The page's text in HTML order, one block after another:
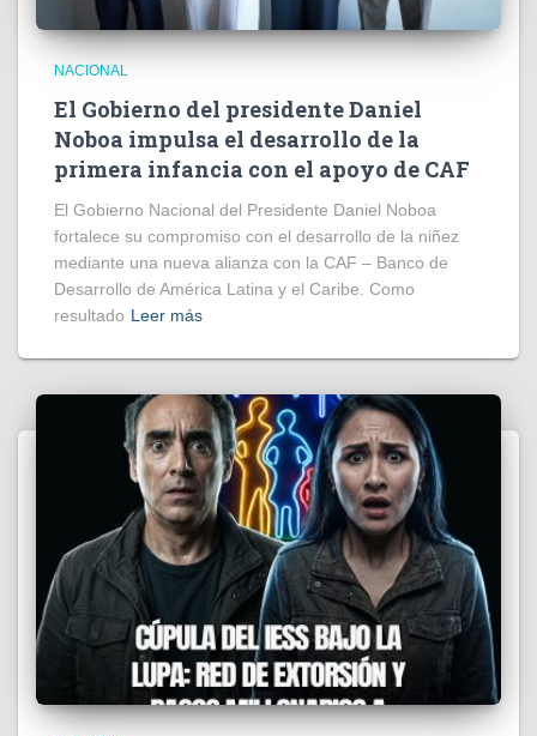
NACIONAL
El Gobierno del presidente Daniel
Noboa impulsa el desarrollo de la
primera infancia con el apoyo de CAF
El Gobierno Nacional del Presidente Daniel Noboa
fortalece su compromiso con el desarrollo de la niñez
mediante una nueva alianza con la CAF – Banco de
Desarrollo de América Latina y el Caribe. Como
resultado Leer más